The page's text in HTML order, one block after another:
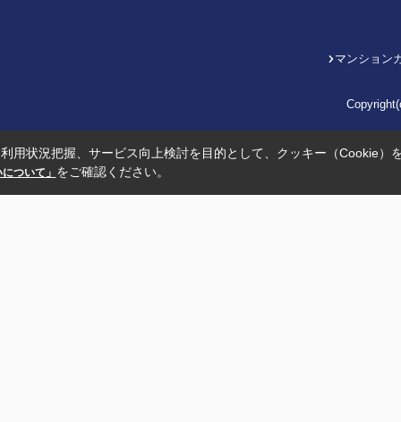
マンション
用状況把握、サービス向上検討を目的として、クッキー（Cookie）
ついて」 をご確認ください。